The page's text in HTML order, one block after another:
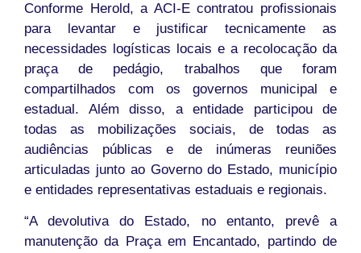
Conforme Herold, a ACI-E contratou profissionais
para levantar e justificar tecnicamente as
necessidades logísticas locais e a recolocação da
praça de pedágio, trabalhos que foram
compartilhados com os governos municipal e
estadual. Além disso, a entidade participou de
todas as mobilizações sociais, de todas as
audiências públicas e de inúmeras reuniões
articuladas junto ao Governo do Estado, município
e entidades representativas estaduais e regionais.
“A devolutiva do Estado, no entanto, prevê a
manutenção da Praça em Encantado, partindo de